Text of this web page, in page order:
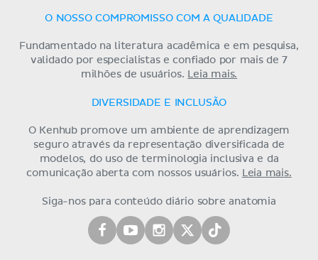
O NOSSO COMPROMISSO COM A QUALIDADE
Fundamentado na literatura acadêmica e em pesquisa,
validado por especialistas e confiado por mais de 7
milhões de usuários. Leia mais.
DIVERSIDADE E INCLUSÃO
O Kenhub promove um ambiente de aprendizagem
seguro através da representação diversificada de
modelos, do uso de terminologia inclusiva e da
comunicação aberta com nossos usuários. Leia mais.
Siga-nos para conteúdo diário sobre anatomia